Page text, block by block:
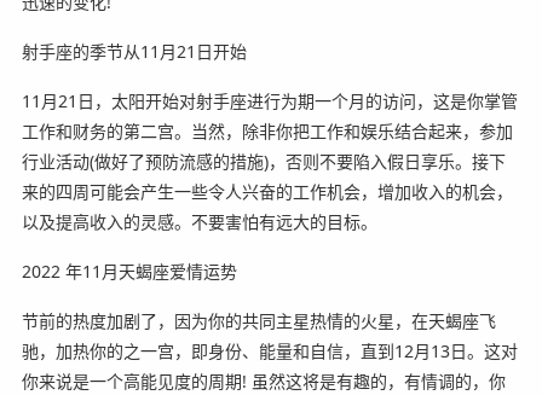
射手座的季节从11月21日开始
11月21日，太阳开始对射手座进行为期一个月的访问，这是你掌管
工作和财务的第二宫。当然，除非你把工作和娱乐结合起来，参加
行业活动(做好了预防流感的措施)，否则不要陷入假日享乐。接下
来的四周可能会产生一些令人兴奋的工作机会，增加收入的机会，
以及提高收入的灵感。不要害怕有远大的目标。
2022 年11月天蝎座爱情运势️
节前的热度加剧了，因为你的共同主星热情的火星，在天蝎座飞
驰，加热你的之一宫，即身份、能量和自信，直到12月13日。这对
你来说是一个高能见度的周期! 虽然这将是有趣的，有情调的，你